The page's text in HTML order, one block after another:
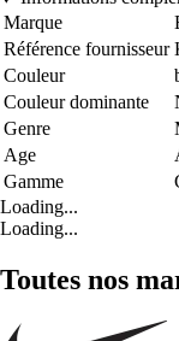
Marque
Référence fournisseur
Couleur
Couleur dominante
Genre
Age
Gamme
Loading...
Loading...
Toutes nos